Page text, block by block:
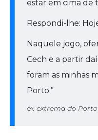
estar em cima de
Respondi-lhe:
Naquele jogo,
Cech e a partir
foram as minhas
Porto.”
ex-extrema do Porto